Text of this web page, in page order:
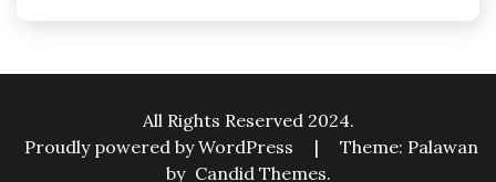
All Rights Reserved 2024.
Proudly powered by WordPress
|
Theme: Palawan
by Candid Themes.